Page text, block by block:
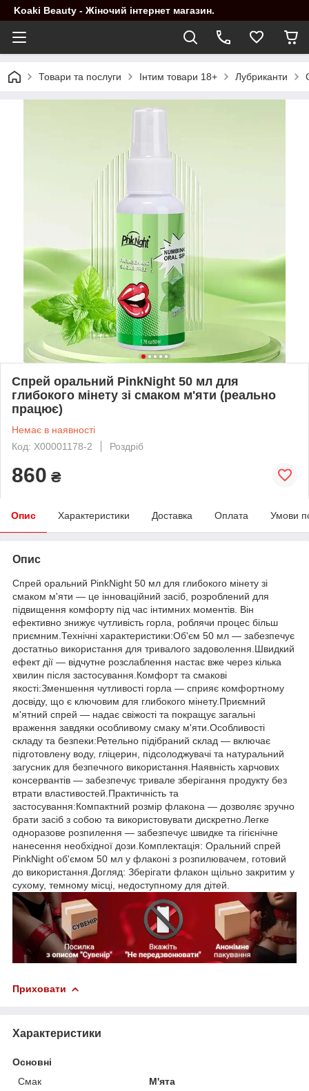
Koaki Beauty - Жіночий інтернет магазин.
Товари та послуги Інтим товари 18+ Лубриканти
Спрей оральний PinkNight 50 мл для
глибокого мінету зі смаком м'яти (реально
працює)
Немає в наявності
Код: X00001178-2
Роздріб
860 ₴
Опис Характеристики Доставка Оплата Умови
Опис
Спрей оральний PinkNight 50 мл для глибокого мінету зі
смаком м'яти — це інноваційний засіб, розроблений для
підвищення комфорту під час інтимних моментів. Він
ефективно знижує чутливість горла, роблячи процес більш
приємним.Технічні характеристики:Об'єм 50 мл — забезпечує
достатньо використання для тривалого задоволення.Швидкий
ефект дії — відчутне розслаблення настає вже через кілька
хвилин після застосування.Комфорт та смакові
якості:Зменшення чутливості горла — сприяє комфортному
досвіду, що є ключовим для глибокого мінету.Приємний
м'ятний спрей — надає свіжості та покращує загальні
враження завдяки особливому смаку м'яти.Особливості
складу та безпеки:Ретельно підібраний склад — включає
підготовлену воду, гліцерин, підсолоджувачі та натуральний
загусник для безпечного використання.Наявність харчових
консервантів — забезпечує тривале зберігання продукту без
втрати властивостей.Практичність та
застосування:Компактний розмір флакона — дозволяє зручно
брати засіб з собою та використовувати дискретно.Легке
одноразове розпилення — забезпечує швидке та гігієнічне
нанесення необхідної дози.Комплектація: Оральний спрей
PinkNight об'ємом 50 мл у флаконі з розпилювачем, готовий
до використання.Догляд: Зберігати флакон щільно закритим у
сухому, темному місці, недоступному для дітей.
Приховати
Характеристики
Основні
Смак
М'ята